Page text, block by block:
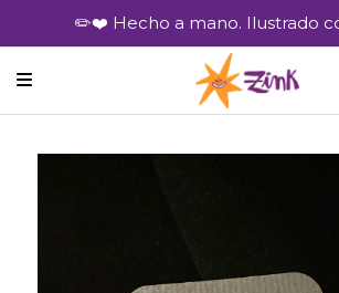
✏️❤️ Hecho a mano. Ilustrado